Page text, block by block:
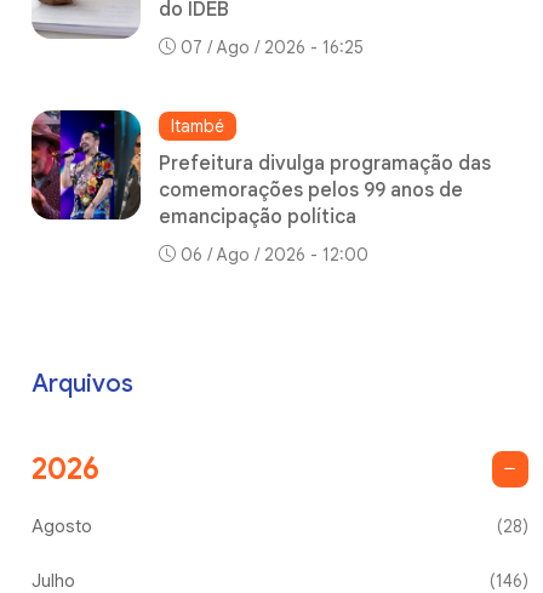
do IDEB
07 / Ago / 2026 - 16:25
Itambé
Prefeitura divulga programação das
comemorações pelos 99 anos de
emancipação política
06 / Ago / 2026 - 12:00
Arquivos
2026
Agosto (28)
Julho (146)